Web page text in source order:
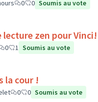
0 0 Soumis au vote
lecture zen pour Vinci!
0 1 Soumis au vote
la cour !
0 0 Soumis au vote